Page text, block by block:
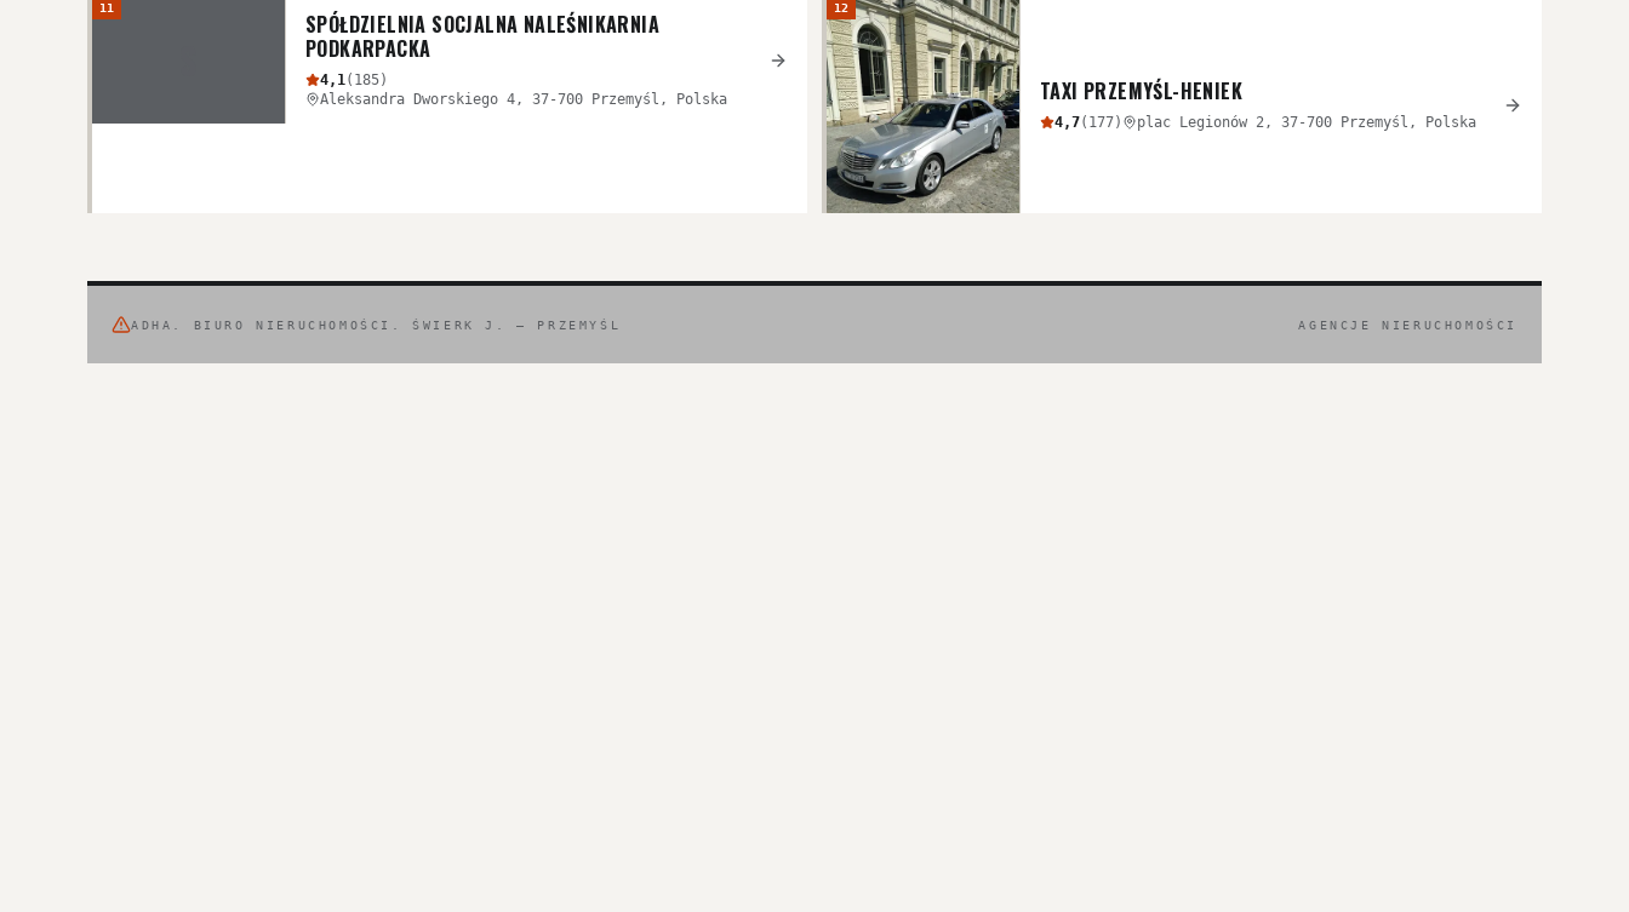
11
SPÓŁDZIELNIA SOCJALNA NALEŚNIKARNIA
PODKARPACKA
4,1( 185)
Aleksandra Dworskiego 4, 37-700 Przemyśl, Polska
12
TAXI PRZEMYŚL-HENIEK
4,7( 177) plac Legionów 2, 37-700 Przemyśl, Polska
ADHA. BIURO NIERUCHOMOŚCI. ŚWIERK J. — PRZEMYŚL AGENCJE NIERUCHOMOŚCI